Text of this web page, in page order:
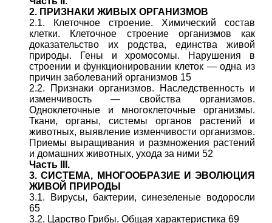
2. ПРИЗНАКИ ЖИВЫХ ОРГАНИЗМОВ
2.1. Клеточное строение. Химический состав
клетки. Клеточное строение организмов как
доказательство их родства, единства живой
природы. Гены и хромосомы. Нарушения в
строении и функционировании клеток — одна из
причин заболеваний организмов 15
2.2. Признаки организмов. Наследственность и
изменчивость — свойства организмов.
Одноклеточные и многоклеточные организмы.
Ткани, органы, системы органов растений и
животных, выявление изменчивости организмов.
Приемы выращивания и размножения растений
и домашних животных, ухода за ними 52
Часть III.
3. СИСТЕМА, МНОГООБРАЗИЕ И ЭВОЛЮЦИЯ
ЖИВОЙ ПРИРОДЫ
3.1. Вирусы, бактерии, синезеленые водоросли
65
3.2. Царство Грибы. Общая характеристика 69